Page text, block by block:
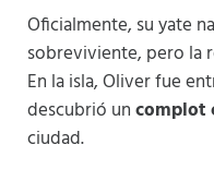
Oficialmente, su yate
sobreviviente, pero la
En la isla, Oliver fue
descubrió uncomplot
ciudad.